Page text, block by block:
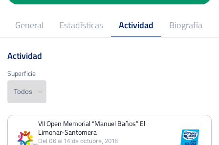
General Estadísticas Actividad Biografía
Superficie
PERDIDOSPARTIDOSGANADOS
1
Actividad
Superficie
VII Open Memorial “Manuel Baños” El
Limonar-Santomera
Del 06 al 14 de octubre, 2018